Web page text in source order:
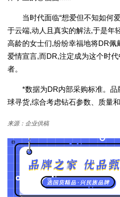
当时代面临“想爱但不知如何
于云端,动人且真实的解法,于是年
高龄的女士们,纷纷幸福地将DR佩
爱情宣言,而DR,注定成为这个时
者。
*数据为DR内部采购标准。
球寻货,综合考虑钻石参数、质量
来源：企业供稿